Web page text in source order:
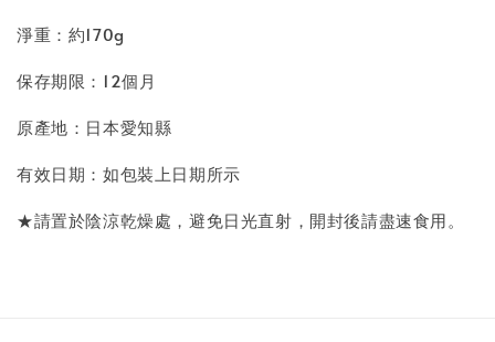
淨重：約170g
保存期限：12個月
原產地：日本愛知縣
有效日期：如包裝上日期所示
★請置於陰涼乾燥處，避免日光直射，開封後請盡速食用。